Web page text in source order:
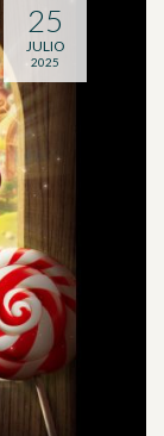
25
JULIO
2025